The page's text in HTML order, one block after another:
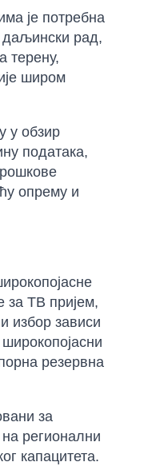
је потребна
даљински рад,
терену,
широм
у обзир
података,
опрему и
за ТВ пријем,
избор зависи
резервна
за
регионални
капацитета.